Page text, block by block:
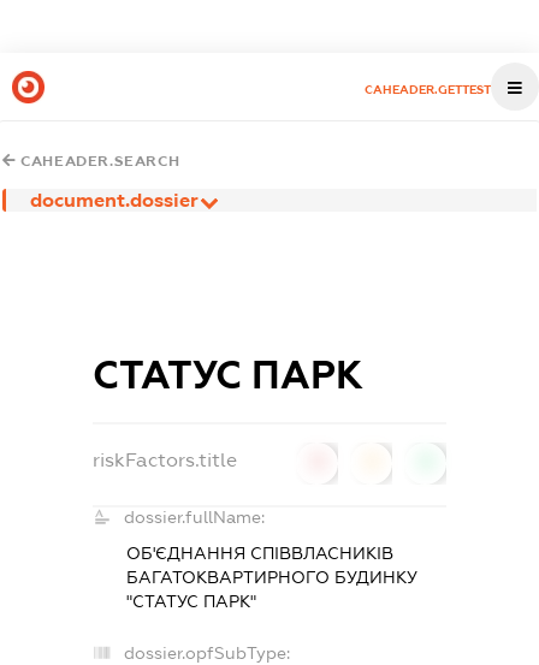
CAHEADER.GETTEST
CAHEADER.SEARCH
document.dossier
СТАТУС ПАРК
riskFactors.title
dossier.fullName:
ОБ'ЄДНАННЯ СПІВВЛАСНИКІВ
БАГАТОКВАРТИРНОГО БУДИНКУ
"СТАТУС ПАРК"
dossier.opfSubType: